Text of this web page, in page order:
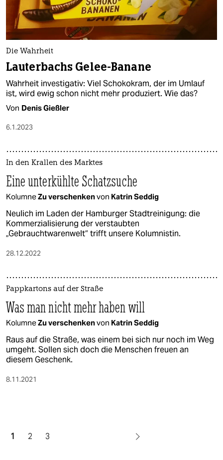
Die Wahrheit
Lauterbachs Gelee-Banane
Wahrheit investigativ: Viel Schokokram, der im Umlauf
ist, wird ewig schon nicht mehr produziert. Wie das?
Von Denis Gießler
6.1.2023
In den Krallen des Marktes
Eine unterkühlte Schatzsuche
KolumneZu verschenkenvon Katrin Seddig
Neulich im Laden der Hamburger Stadtreinigung: die
Kommerzialisierung der verstaubten
„Gebrauchtwarenwelt“ trifft unsere Kolumnistin.
28.12.2022
Pappkartons auf der Straße
Was man nicht mehr haben will
KolumneZu verschenkenvon Katrin Seddig
Raus auf die Straße, was einem bei sich nur noch im Weg
umgeht. Sollen sich doch die Menschen freuen an
diesem Geschenk.
8.11.2021
1 2 3